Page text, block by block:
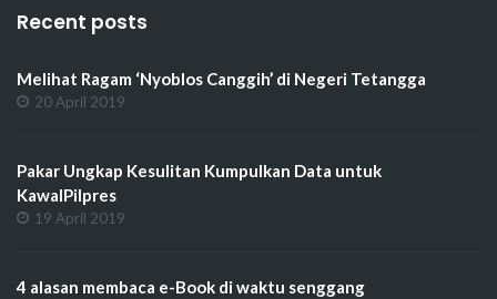
Recent posts
Melihat Ragam ‘Nyoblos Canggih’ di Negeri Tetangga
20 April 2019
Pakar Ungkap Kesulitan Kumpulkan Data untuk
KawalPilpres
19 April 2019
4 alasan membaca e-Book di waktu senggang